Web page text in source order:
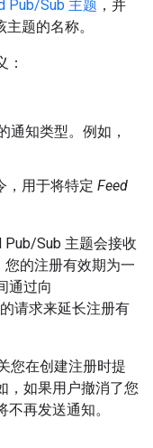
Pub/Sub 主题 ，并
主题的名称。
：
通知类型。例如，
，用于将特定 Feed
Pub/Sub 主题会接收
的注册有效期为一
通过向
请求来延长注册有
您在创建注册时提
，如果用户撤消了您
再发送通知。